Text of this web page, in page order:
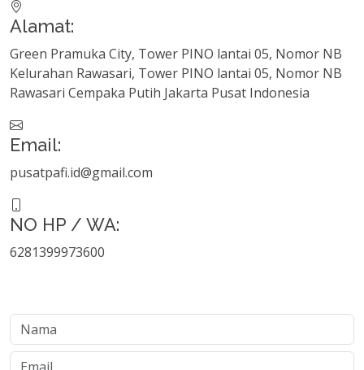
Alamat:
Green Pramuka City, Tower PINO lantai 05, Nomor NB
Kelurahan Rawasari, Tower PINO lantai 05, Nomor NB
Rawasari Cempaka Putih Jakarta Pusat Indonesia
Email:
pusatpafi.id@gmail.com
NO HP / WA:
6281399973600